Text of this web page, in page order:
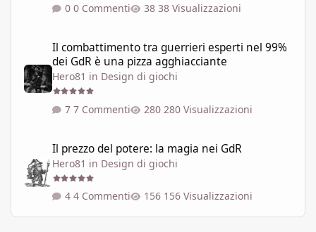
0 Commenti 38 Visualizzazioni
Il combattimento tra guerrieri esperti nel 99%
dei GdR è una pizza agghiacciante
Hero81 in Design di giochi
7 Commenti 280 Visualizzazioni
Il prezzo del potere: la magia nei GdR
Hero81 in Design di giochi
4 Commenti 156 Visualizzazioni